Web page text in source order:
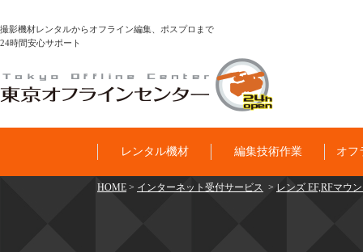
撮影機材レンタルからオフライン編集、ポスプロまで
24時間安心サポート
レンタル機材 編集技術作業 オフ
HOME > インターネット受付サービス > レンズ EF,RFマウ